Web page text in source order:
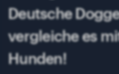
Deutsche
vergleiche es
Hunden!